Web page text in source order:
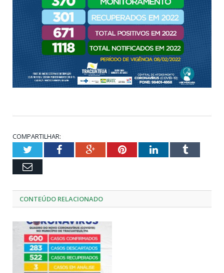
COMPARTILHAR:
TwitterFacebookGoogle+PinterestLinkedInTumblr
Email
CONTEÚDO RELACIONADO